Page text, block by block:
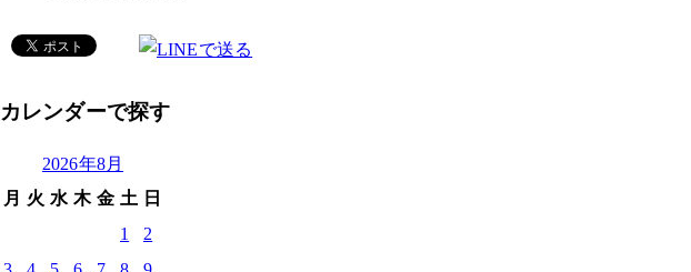
カレンダーで探す
2026年8月
月 火 水 木 金 土 日
1
2